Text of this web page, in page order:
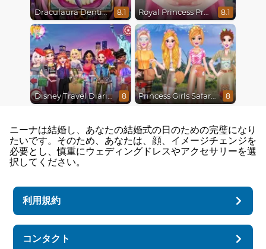
Draculaura Dentist 8.1 Royal Princess Pregnant 8.1
Disney Travel Diaries: City Break 8 Princess Girls Safari Trip 8
ニーナは結婚し、あなたの結婚式の日のための完璧になり
たいです。そのため、あなたは、顔、イメージチェンジを
必要とし、慎重にウェディングドレスやアクセサリーを選
択してください。
利用規約
コンタクト